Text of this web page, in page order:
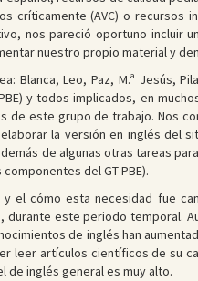
críticamente (AVC) o
nos pareció oportuno incluir
nuestro propio material y
Blanca, Leo, Paz, M.ª Jesús,
y todos implicados, en
este grupo de trabajo. Nos
la versión en inglés
de algunas otras tareas
del GT-PBE).
el cómo esta necesidad fue
este periodo temporal.
de inglés han
leer artículos científicos de su
de inglés general es muy alto.